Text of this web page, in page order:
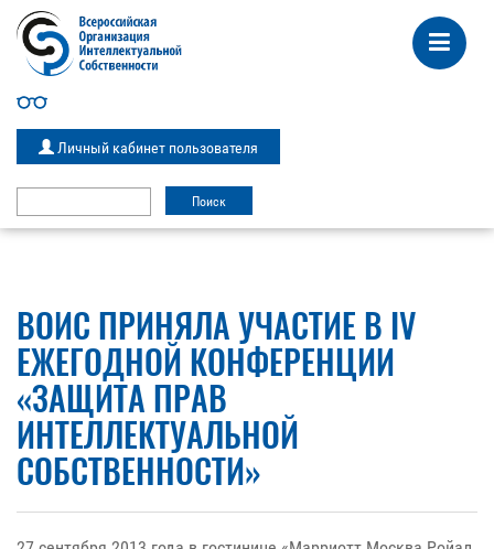
Личный кабинет пользователя
ВОИС ПРИНЯЛА УЧАСТИЕ В IV
ЕЖЕГОДНОЙ КОНФЕРЕНЦИИ
«ЗАЩИТА ПРАВ
ИНТЕЛЛЕКТУАЛЬНОЙ
СОБСТВЕННОСТИ»